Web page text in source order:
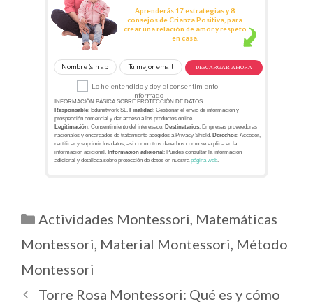
Aprenderás 17 estrategias y 8
consejos de Crianza Positiva, para
crear una relación de amor y respeto
en casa.
INFORMACIÓN BÁSICA SOBRE PROTECCIÓN DE DATOS.
Responsable: Edunetwork SL. Finalidad : Gestionar el envío de información y
prospección comercial y dar acceso a los productos online
Legitimación: Consentimiento del interesado. Destinatarios: Empresas proveedoras
nacionales y encargados de tratamiento acogidos a Privacy Shield. Derechos: Acceder,
rectificar y suprimir los datos, así como otros derechos como se explica en la
información adicional. Información adicional: Puedes consultar la información
adicional y detallada sobre protección de datos en nuestrapágina web.
Lo he entendido y doy el consentimiento
informado
DESCARGAR AHORA
Actividades Montessori, Matemáticas
Montessori, Material Montessori, Método
Montessori
Torre Rosa Montessori: Qué es y cómo